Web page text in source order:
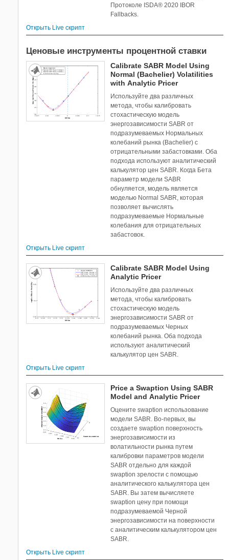
Sensor Fusion and Tracking Toolbox
Signal Integrity Toolbox
Signal Processing Toolbox
SimBiology
SimEvents
Simscape
Simscape Driveline
Simulink PLC Coder
Simulink Report Generator
Simulink Requirements
Simulink Test
Stateflow
System Composer
Text Analytics Toolbox
UAV Toolbox
Vehicle Network Toolbox
Wavelet Toolbox
Wireless HDL Toolbox
Протоколе ISDA® 2020 IBOR
Fallbacks.
Открыть Live скрипт
Ценовые инструменты процентной ставки
Calibrate SABR Model Using
Normal (Bachelier) Volatilities
with Analytic Pricer
Используйте два различных
метода, чтобы калибровать
стохастическую модель
энергозависимости SABR от
подразумеваемых Нормальных
колебаний рынка (Bachelier) с
отрицательными забастовками. Оба
подхода используют аналитический
калькулятор цен SABR. Когда Бета
параметр модели SABR
обнуляется, модель является
моделью Normal SABR, которая
позволяет вычислять
подразумеваемые Нормальные
колебания для отрицательных
забастовок.
Открыть Live скрипт
Calibrate SABR Model Using
Analytic Pricer
Используйте два различных
метода, чтобы калибровать
стохастическую модель
энергозависимости SABR от
подразумеваемых Черных
колебаний рынка. Оба подхода
используют аналитический
калькулятор цен SABR.
Открыть Live скрипт
Price a Swaption Using SABR
Model and Analytic Pricer
Оцените swaption использование
модели SABR. Во-первых, вы
создаете swaption поверхность
энергозависимости из
волатильности рынка путем
калибровки параметров модели
SABR отдельно для каждой
swaption зрелости с помощью
аналитического калькулятора цен
SABR. Вы затем вычисляете
swaption цену при помощи
подразумеваемой Черной
энергозависимости на поверхности
с аналитическим калькулятором цен
SABR.
Открыть Live скрипт